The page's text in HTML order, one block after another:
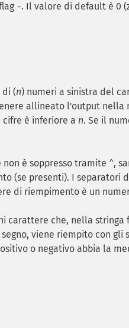
-. Il valore di default è 0
di (n) numeri a sinistra del
allineato l'output
è inferiore a n. Se il
è soppresso tramite ^,
(se presenti). I separatori
di riempimento è un
carattere che, nella
viene riempito con gli
o negativo abbia la